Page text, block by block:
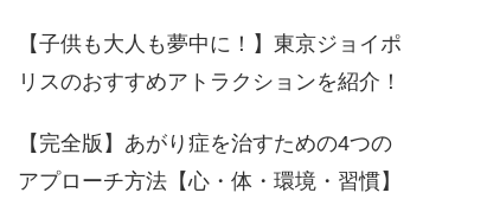
【子供も大人も夢中に！】東京ジョイポ
リスのおすすめアトラクションを紹介！
【完全版】あがり症を治すための4つの
アプローチ方法【心・体・環境・習慣】